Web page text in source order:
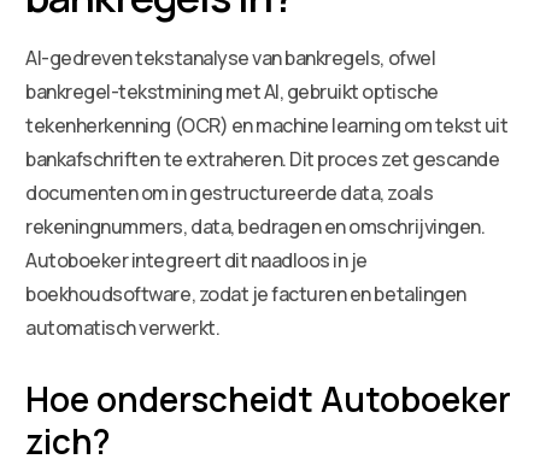
AI-gedreven tekstanalyse van bankregels, ofwel
bankregel-tekstmining met AI, gebruikt optische
tekenherkenning (OCR) en machine learning om tekst uit
bankafschriften te extraheren. Dit proces zet gescande
documenten om in gestructureerde data, zoals
rekeningnummers, data, bedragen en omschrijvingen.
Autoboeker integreert dit naadloos in je
boekhoudsoftware, zodat je facturen en betalingen
automatisch verwerkt.
Hoe onderscheidt Autoboeker
zich?